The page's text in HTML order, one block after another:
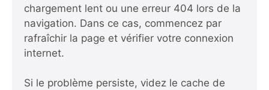
chargement lent ou une erreur 404 lors de la
navigation. Dans ce cas, commencez par
rafraîchir la page et vérifier votre connexion
internet.
Si le problème persiste, videz le cache de